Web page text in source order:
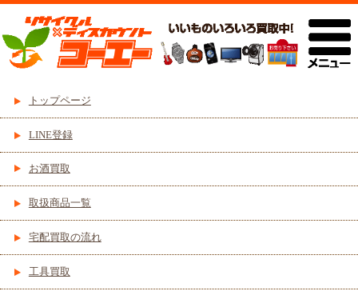
トップページ
LINE登録
お酒買取
取扱商品一覧
宅配買取の流れ
工具買取